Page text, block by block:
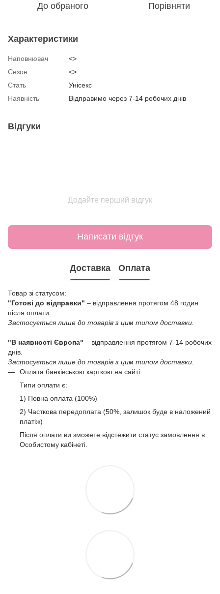
До обраного Порівняти
Характеристики
Наповнювач
<>
Сезон
<>
Стать
Унісекс
Наявність
Відправимо через 7-14 робочих днів
Відгуки
Додайте перший відгук
Написати відгук
Доставка Оплата
Товар зі статусом:
"Готові до відправки" – відправлення протягом 48 годин
після оплати.
Застосується лише до товарів з цим типом доставки.
"В наявності Європа" – відправлення протягом 7-14 робочих
днів.
Застосується лише до товарів з цим типом доставки.
Оплата банківською карткою на сайті
Типи оплати є:
1) Повна оплата (100%)
2) Часткова передоплата (50%, залишок буде в наложений
платіж)
Після оплати ви зможете відстежити статус замовлення в
Особистому кабінеті.